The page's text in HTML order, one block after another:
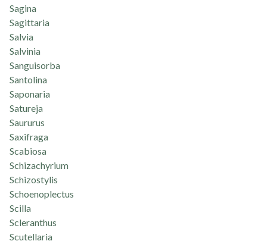
Sagina
Sagittaria
Salvia
Salvinia
Sanguisorba
Santolina
Saponaria
Satureja
Saururus
Saxifraga
Scabiosa
Schizachyrium
Schizostylis
Schoenoplectus
Scilla
Scleranthus
Scutellaria